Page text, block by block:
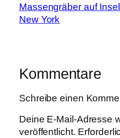
Massengräber auf
New York
Kommentare
Schreibe einen
Deine E-Mail-Adresse
veröffentlicht.